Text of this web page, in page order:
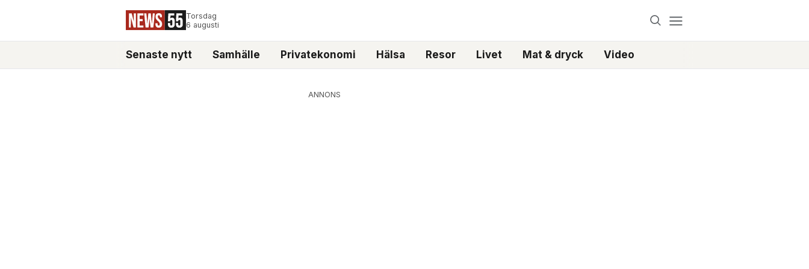
Torsdag
6 augusti
Senaste nytt Samhälle Privatekonomi Hälsa Resor Livet Mat & dryck Video
ANNONS